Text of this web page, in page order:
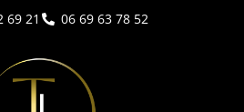
69 21 06 69 63 78 52